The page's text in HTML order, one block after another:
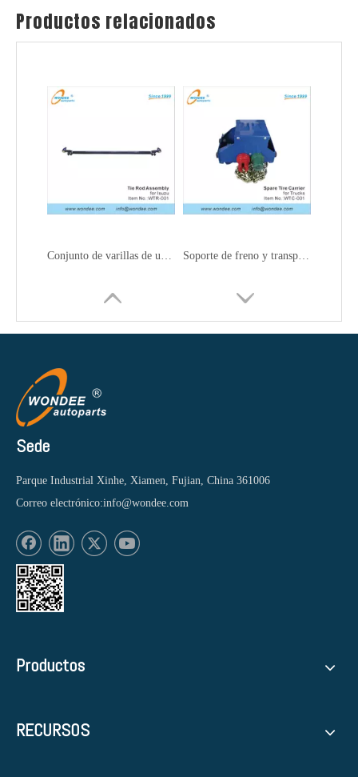
Productos relacionados
Hub de ruedas para camiones y remolques de servicio pesado
Conjunto de varillas de unión y enlaces de arrastre para camiones Soporte de freno y transportista de neumáticos de repuesto para camiones
Sede
Parque Industrial Xinhe, Xiamen, Fujian, China 361006
Correo electrónico:info@wondee.com
Productos
RECURSOS